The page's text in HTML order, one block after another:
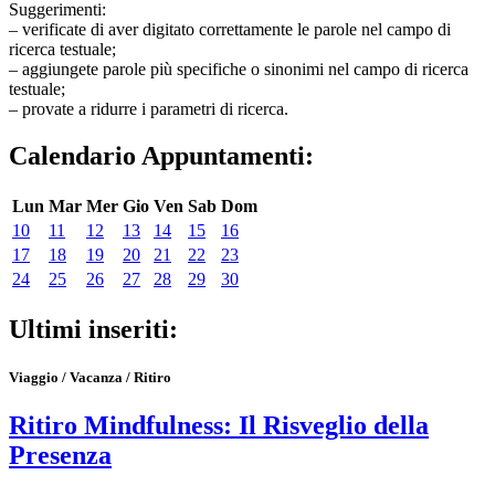
Suggerimenti:
– verificate di aver digitato correttamente le parole nel campo di
ricerca testuale;
– aggiungete parole più specifiche o sinonimi nel campo di ricerca
testuale;
– provate a ridurre i parametri di ricerca.
Calendario Appuntamenti:
Lun Mar Mer Gio Ven Sab Dom
10
11 12 13 14 15
16
17
18 19 20 21 22
23
24
25 26 27 28 29 30
Ultimi inseriti:
Viaggio / Vacanza / Ritiro
Ritiro Mindfulness: Il Risveglio della
Presenza